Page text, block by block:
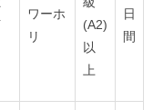
ワーホ
リ
(A2)
以
上
日
間